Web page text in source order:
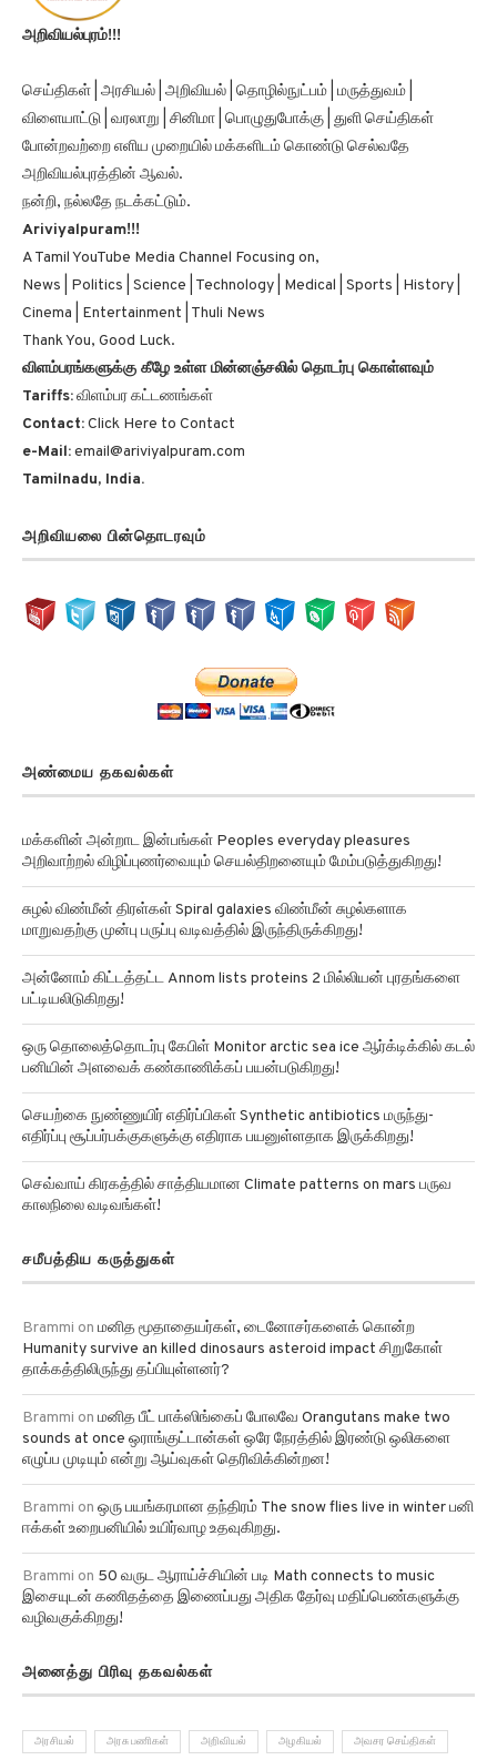
அறிவியல்புரம்!!!
செய்திகள் | அரசியல் | அறிவியல் | தொழில்நுட்பம் | மருத்துவம் |
விளையாட்டு | வரலாறு | சினிமா | பொழுதுபோக்கு | துளி செய்திகள்
போன்றவற்றை எளிய முறையில் மக்களிடம் கொண்டு செல்வதே
அறிவியல்புரத்தின் ஆவல்.
நன்றி, நல்லதே நடக்கட்டும்.
Ariviyalpuram!!!
A Tamil YouTube Media Channel Focusing on,
News | Politics | Science | Technology | Medical | Sports | History |
Cinema | Entertainment | Thuli News
Thank You, Good Luck.
விளம்பரங்களுக்கு கீழே உள்ள மின்னஞ்சலில் தொடர்பு கொள்ளவும்
Tariffs:விளம்பர கட்டணங்கள்
Contact:Click Here to Contact
e-Mail:email@ariviyalpuram.com
Tamilnadu, India.
அறிவியலை பின்தொடரவும்
அண்மைய தகவல்கள்
மக்களின் அன்றாட இன்பங்கள் Peoples everyday pleasures
அறிவாற்றல் விழிப்புணர்வையும் செயல்திறனையும் மேம்படுத்துகிறது!
சுழல் விண்மீன் திரள்கள் Spiral galaxies விண்மீன் சுழல்களாக
மாறுவதற்கு முன்பு பருப்பு வடிவத்தில் இருந்திருக்கிறது!
அன்னோம் கிட்டத்தட்ட Annom lists proteins 2 மில்லியன் புரதங்களை
பட்டியலிடுகிறது!
ஒரு தொலைத்தொடர்பு கேபிள் Monitor arctic sea ice ஆர்க்டிக்கில் கடல்
பனியின் அளவைக் கண்காணிக்கப் பயன்படுகிறது!
செயற்கை நுண்ணுயிர் எதிர்ப்பிகள் Synthetic antibiotics மருந்து-
எதிர்ப்பு சூப்பர்பக்குகளுக்கு எதிராக பயனுள்ளதாக இருக்கிறது!
செவ்வாய் கிரகத்தில் சாத்தியமான Climate patterns on mars பருவ
காலநிலை வடிவங்கள்!
சமீபத்திய கருத்துகள்
Brammi on மனித மூதாதையர்கள், டைனோசர்களைக் கொன்ற
Humanity survive an killed dinosaurs asteroid impact சிறுகோள்
தாக்கத்திலிருந்து தப்பியுள்ளனர்?
Brammi on மனித பீட் பாக்ஸிங்கைப் போலவே Orangutans make two
sounds at once ஒராங்குட்டான்கள் ஒரே நேரத்தில் இரண்டு ஒலிகளை
எழுப்ப முடியும் என்று ஆய்வுகள் தெரிவிக்கின்றன!
Brammi on ஒரு பயங்கரமான தந்திரம் The snow flies live in winter பனி
ஈக்கள் உறைபனியில் உயிர்வாழ உதவுகிறது.
Brammi on 50 வருட ஆராய்ச்சியின் படி Math connects to music
இசையுடன் கணிதத்தை இணைப்பது அதிக தேர்வு மதிப்பெண்களுக்கு
வழிவகுக்கிறது!
அனைத்து பிரிவு தகவல்கள்
அரசியல் அரசு பணிகள் அறிவியல் அழகியல் அவசர செய்திகள்